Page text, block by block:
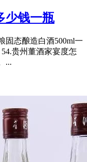
少钱一瓶
固态酿造白酒500ml一
贵州董酒家宴度怎
...